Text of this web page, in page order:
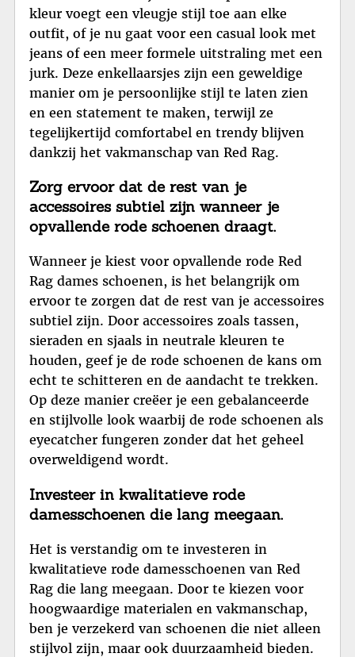
kleur voegt een vleugje stijl toe aan elke
outfit, of je nu gaat voor een casual look met
jeans of een meer formele uitstraling met een
jurk. Deze enkellaarsjes zijn een geweldige
manier om je persoonlijke stijl te laten zien
en een statement te maken, terwijl ze
tegelijkertijd comfortabel en trendy blijven
dankzij het vakmanschap van Red Rag.
Zorg ervoor dat de rest van je
accessoires subtiel zijn wanneer je
opvallende rode schoenen draagt.
Wanneer je kiest voor opvallende rode Red
Rag dames schoenen, is het belangrijk om
ervoor te zorgen dat de rest van je accessoires
subtiel zijn. Door accessoires zoals tassen,
sieraden en sjaals in neutrale kleuren te
houden, geef je de rode schoenen de kans om
echt te schitteren en de aandacht te trekken.
Op deze manier creëer je een gebalanceerde
en stijlvolle look waarbij de rode schoenen als
eyecatcher fungeren zonder dat het geheel
overweldigend wordt.
Investeer in kwalitatieve rode
damesschoenen die lang meegaan.
Het is verstandig om te investeren in
kwalitatieve rode damesschoenen van Red
Rag die lang meegaan. Door te kiezen voor
hoogwaardige materialen en vakmanschap,
ben je verzekerd van schoenen die niet alleen
stijlvol zijn, maar ook duurzaamheid bieden.